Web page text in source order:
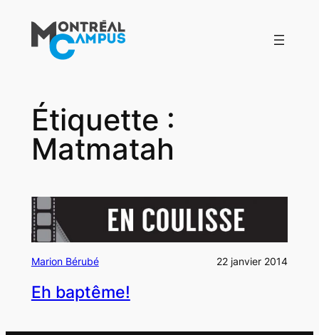
contenu
Étiquette :
Matmatah
Marion Bérubé 22 janvier 2014
Eh baptême!